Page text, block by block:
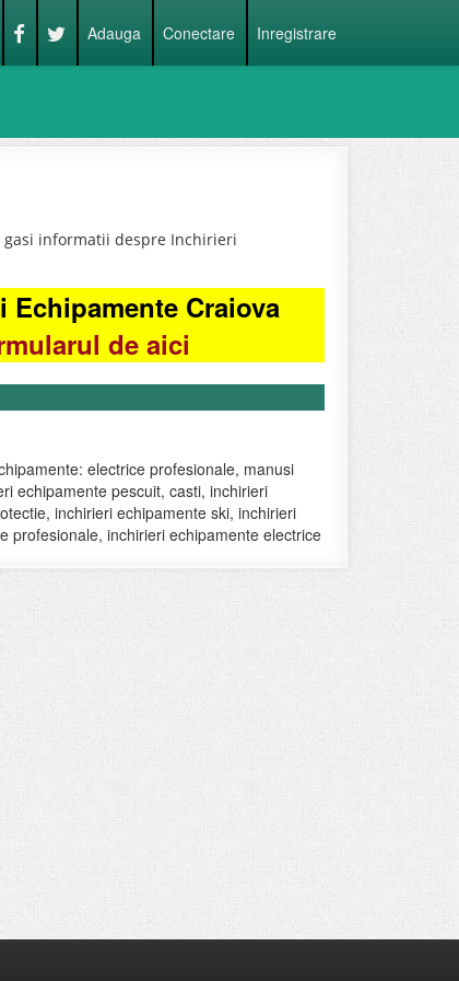
Adauga Conectare Inregistrare
informatii despre Inchirieri
Craiova
de aici
electrice profesionale, manusi
echipamente pescuit, casti, inchirieri
inchirieri echipamente ski, inchirieri
profesionale, inchirieri echipamente electrice